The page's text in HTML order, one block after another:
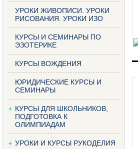
УРОКИ ЖИВОПИСИ. УРОКИ
РИСОВАНИЯ. УРОКИ ИЗО
КУРСЫ И СЕМИНАРЫ ПО
ЭЗОТЕРИКЕ
КУРСЫ ВОЖДЕНИЯ
ЮРИДИЧЕСКИЕ КУРСЫ И
СЕМИНАРЫ
КУРСЫ ДЛЯ ШКОЛЬНИКОВ,
ПОДГОТОВКА К
ОЛИМПИАДАМ
УРОКИ И КУРСЫ РУКОДЕЛИЯ